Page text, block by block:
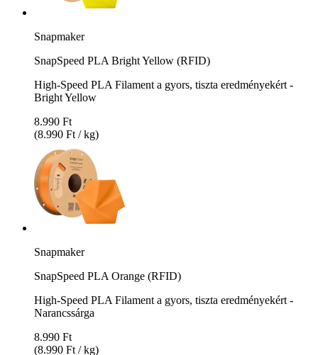
Snapmaker
SnapSpeed PLA Bright Yellow (RFID)
High-Speed PLA Filament a gyors, tiszta eredményekért -
Bright Yellow
8.990 Ft
(8.990 Ft / kg)
Snapmaker
SnapSpeed PLA Orange (RFID)
High-Speed PLA Filament a gyors, tiszta eredményekért -
Narancssárga
8.990 Ft
(8.990 Ft / kg)